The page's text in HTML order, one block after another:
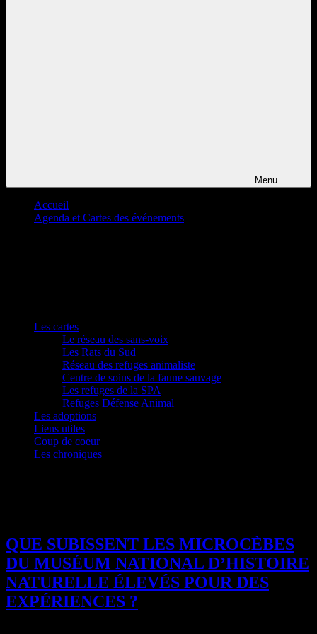
Menu
Accueil
Agenda et Cartes des événements
Les cartes
Le réseau des sans-voix
Les Rats du Sud
Réseau des refuges animaliste
Centre de soins de la faune sauvage
Les refuges de la SPA
Refuges Défense Animal
Les adoptions
Liens utiles
Coup de coeur
Les chroniques
QUE SUBISSENT LES MICROCÈBES
DU MUSÉUM NATIONAL D’HISTOIRE
NATURELLE ÉLEVÉS POUR DES
EXPÉRIENCES ?